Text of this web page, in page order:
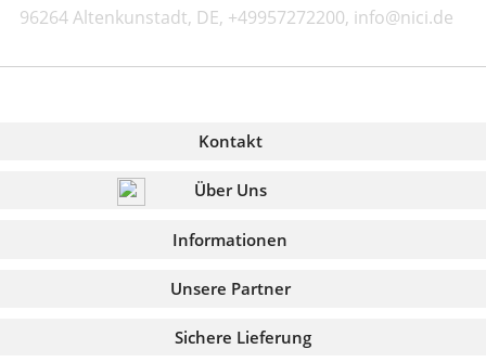
96264 Altenkunstadt, DE, +49957272200, info@nici.de
Kontakt
Über Uns
Informationen
Sichere Lieferung
Unsere Partner